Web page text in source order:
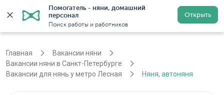
Помогатель - няни, домашний
персонал
Поиск работы и работников
Открыть
Санкт-Петербург Регистрация
Главная
Вакансии няни
Вакансии няни в Санкт-Петербурге
Вакансии для нянь у метро Лесная
Няня, автоняня